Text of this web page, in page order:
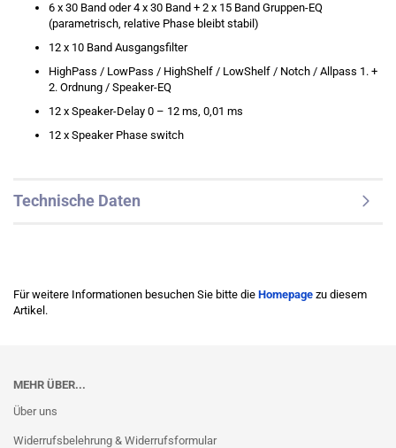
6 x 30 Band oder 4 x 30 Band + 2 x 15 Band Gruppen-EQ
(parametrisch, relative Phase bleibt stabil)
12 x 10 Band Ausgangsfilter
HighPass / LowPass / HighShelf / LowShelf / Notch / Allpass 1. +
2. Ordnung / Speaker-EQ
12 x Speaker-Delay 0 – 12 ms, 0,01 ms
12 x Speaker Phase switch
Technische Daten
Für weitere Informationen besuchen Sie bitte die Homepage zu diesem
Artikel.
MEHR ÜBER...
Über uns
Widerrufsbelehrung & Widerrufsformular